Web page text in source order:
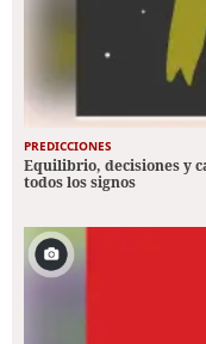
PREDICCIONES
Equilibrio, decisiones y
todos los signos